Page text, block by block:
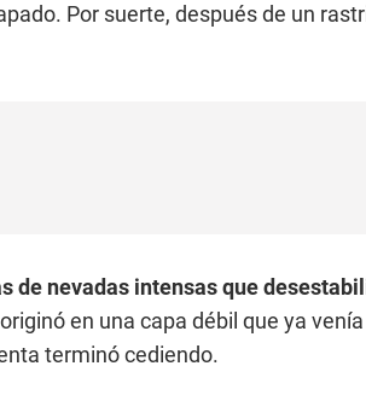
Por suerte, después de un
de nevadas intensas que
en una capa débil que ya
terminó cediendo.